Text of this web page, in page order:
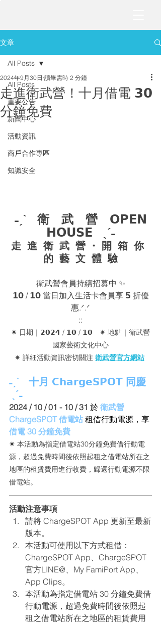
文章
All Posts
重要公告
新聞中心
活動資訊
商戶合作專區
知識安全
All Posts
走進衛武營！十月借電 𝟯𝟬
分鐘免費
2024年9月30日 讀畢需時 2 分鐘
𝗛𝗢𝗨𝗦𝗘   ˎˊ˗
走  進  衛  武  營 ・ 開  箱  你
的  藝  文  體  驗
衛武營會員持續招募中 ✨
𝟭𝟬 / 𝟭𝟬 當日加入生活卡會員享 𝟱 折優
惠.ᐟ.ᐟ
::
✷ 日期｜𝟮𝟬𝟮𝟰 / 𝟭𝟬 / 𝟭𝟬　✷ 地點｜衛武營
國家藝術文化中心
✷ 詳細活動資訊密切關注 衛武營官方網站
˗ˏˋ   十月 𝗖𝗵𝗮𝗿𝗴𝗲𝗦𝗣𝗢𝗧 同慶
ˎˊ˗
2024 / 10 / 01 - 10 / 31 於 衛武營
ChargeSPOT 借電站 租借行動電源，享
借電 30 分鐘免費
✷ 本活動為指定借電站30分鐘免費借行動電
源，超過免費時間後依照起租之借電站所在之
地區的租賃費用進行收費，歸還行動電源不限
借電站。
活動注意事項
請將 ChargeSPOT App 更新至最新
版本。
本活動可使用以下方式租借：
ChargeSPOT App、ChargeSPOT
官方LINE@、My FamiPort App、
App Clips。
本活動為指定借電站 30 分鐘免費借
行動電源，超過免費時間後依照起
租之借電站所在之地區的租賃費用